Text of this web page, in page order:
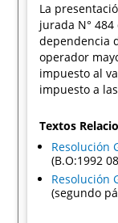
La
jurada N°
dependencia
operador
impuesto al
impuesto a
Textos
Resolución
(B.O:1992
Resolución
(segundo